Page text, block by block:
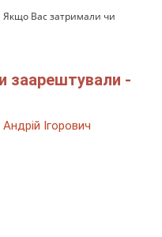
Якщо Вас затримали чи
заарештували -
Ігорович